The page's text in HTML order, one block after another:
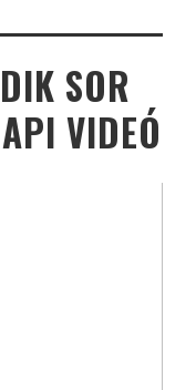
SOR
VIDEÓ